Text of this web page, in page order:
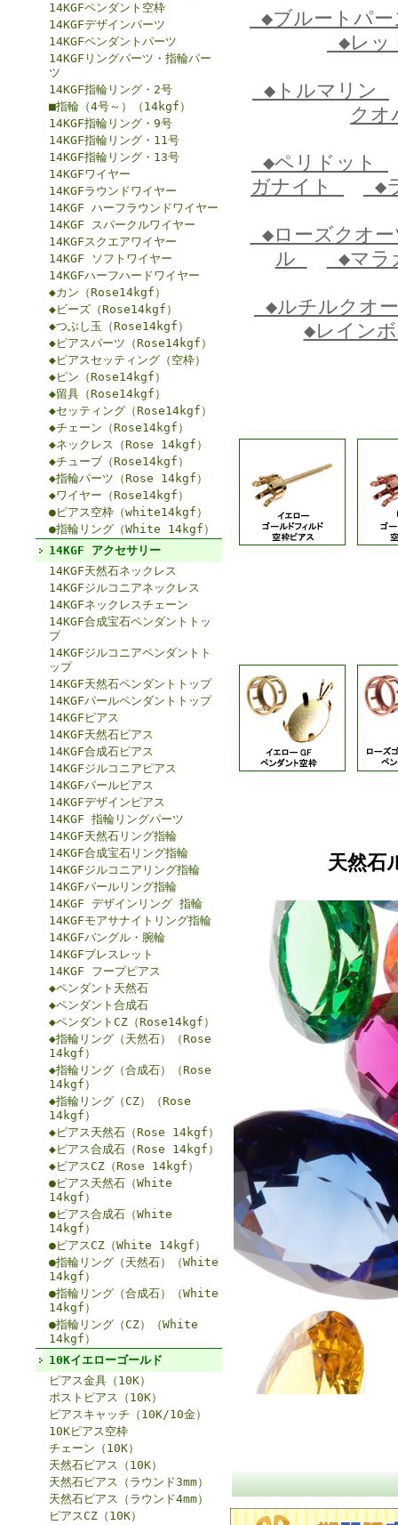
14KGFペンダント空枠
14KGFデザインパーツ
14KGFペンダントパーツ
14KGFリングパーツ・指輪パー
ツ
14KGF指輪リング・2号
■指輪（4号～）（14kgf）
14KGF指輪リング・9号
14KGF指輪リング・11号
14KGF指輪リング・13号
14KGFワイヤー
14KGFラウンドワイヤー
14KGF ハーフラウンドワイヤー
14KGF スパークルワイヤー
14KGFスクエアワイヤー
14KGF ソフトワイヤー
14KGFハーフハードワイヤー
◆カン（Rose14kgf）
◆ビーズ（Rose14kgf）
◆つぶし玉（Rose14kgf）
◆ピアスパーツ（Rose14kgf）
◆ピアスセッティング（空枠）
◆ピン（Rose14kgf）
◆留具（Rose14kgf）
◆セッティング（Rose14kgf）
◆チェーン（Rose14kgf）
◆ネックレス（Rose 14kgf）
◆チューブ（Rose14kgf）
◆指輪パーツ（Rose 14kgf）
◆ワイヤー（Rose14kgf）
●ピアス空枠（white14kgf）
●指輪リング（White 14kgf）
14KGF アクセサリー
14KGF天然石ネックレス
14KGFジルコニアネックレス
14KGFネックレスチェーン
14KGF合成宝石ペンダントトッ
プ
14KGFジルコニアペンダントト
ップ
14KGF天然石ペンダントトップ
14KGFパールペンダントトップ
14KGFピアス
14KGF天然石ピアス
14KGF合成石ピアス
14KGFジルコニアピアス
14KGFパールピアス
14KGFデザインピアス
14KGF 指輪リングパーツ
14KGF天然石リング指輪
14KGF合成宝石リング指輪
14KGFジルコニアリング指輪
14KGFパールリング指輪
14KGF デザインリング 指輪
14KGFモアサナイトリング指輪
14KGFバングル・腕輪
14KGFブレスレット
14KGF フープピアス
◆ペンダント天然石
◆ペンダント合成石
◆ペンダントCZ（Rose14kgf）
◆指輪リング（天然石）（Rose
14kgf）
◆指輪リング（合成石）（Rose
14kgf）
◆指輪リング（CZ）（Rose
14kgf）
◆ピアス天然石（Rose 14kgf）
◆ピアス合成石（Rose 14kgf）
◆ピアスCZ（Rose 14kgf）
●ピアス天然石（White
14kgf）
●ピアス合成石（White
14kgf）
●ピアスCZ（White 14kgf）
●指輪リング（天然石）（White
14kgf）
●指輪リング（合成石）（White
14kgf）
●指輪リング（CZ）（White
14kgf）
10Kイエローゴールド
ピアス金具（10K）
ポストピアス（10K）
ピアスキャッチ（10K/10金）
10Kピアス空枠
チェーン（10K）
天然石ピアス（10K）
天然石ピアス（ラウンド3mm）
天然石ピアス（ラウンド4mm）
ピアスCZ（10K）
◆ブルートパ
◆レ
◆トルマリン
ク
◆ペリドット
ガナイト
◆
◆ローズクオ
ル
◆マ
◆ルチルクオ
◆レイン
天然石